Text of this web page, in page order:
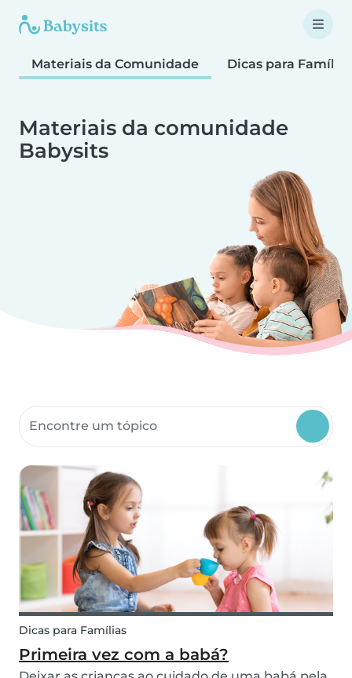
Materiais da Comunidade Dicas para Famílias
Materiais da comunidade
Babysits
Pesquisar Materiais da Comunidade
Dicas para Famílias
Primeira vez com a babá?